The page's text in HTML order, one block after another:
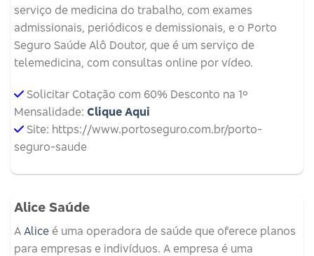
serviço de medicina do trabalho, com exames
admissionais, periódicos e demissionais, e o Porto
Seguro Saúde Alô Doutor, que é um serviço de
telemedicina, com consultas online por vídeo.
Solicitar Cotação com 60% Desconto na 1º
Mensalidade: Clique Aqui
Site: https://www.portoseguro.com.br/porto-
seguro-saude
Alice Saúde
A Alice é uma operadora de saúde que oferece planos
para empresas e indivíduos. A empresa é uma